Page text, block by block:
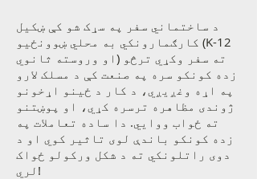
د ساختماني سفر په سړک شو کې ښکیل
کارګمارونکي به محلي ښوونځیو (K-12
او وروسته ثانوي) ته سفر وکړي ترڅو
زده کونکو سره په صنعت کې د مسلک لارو
په اړه وغږیږي، د کار د ځینو اړخونو
ژوندی مظاهره ترسره کړي، او پوښتنو
ته ځواب ووایي. دا ساده تعاملات په
زده کونکو باندې لوی تاثیر کوي او د
دوی راتلونکي ته د شکل ورکولو ځواک
لري!